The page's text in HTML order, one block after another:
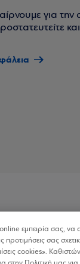
για
και
εμπειρία σας, να
προτιμήσεις σας
cookies».